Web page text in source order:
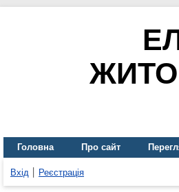
Головна Про сайт
Вхід Реєстрація